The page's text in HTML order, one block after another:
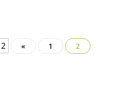
« 1 2